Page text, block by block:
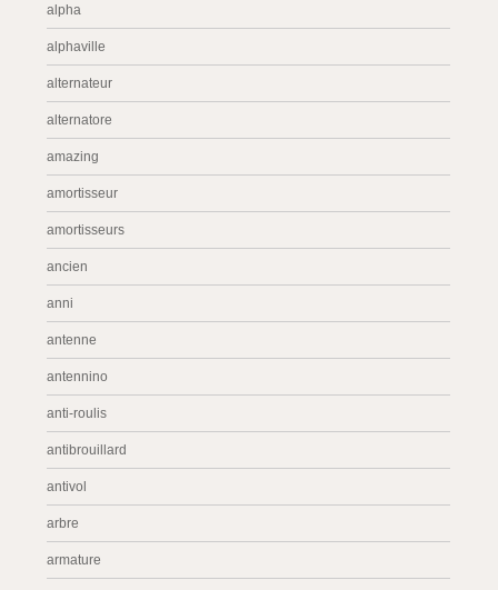
alpha
alphaville
alternateur
alternatore
amazing
amortisseur
amortisseurs
ancien
anni
antenne
antennino
anti-roulis
antibrouillard
antivol
arbre
armature